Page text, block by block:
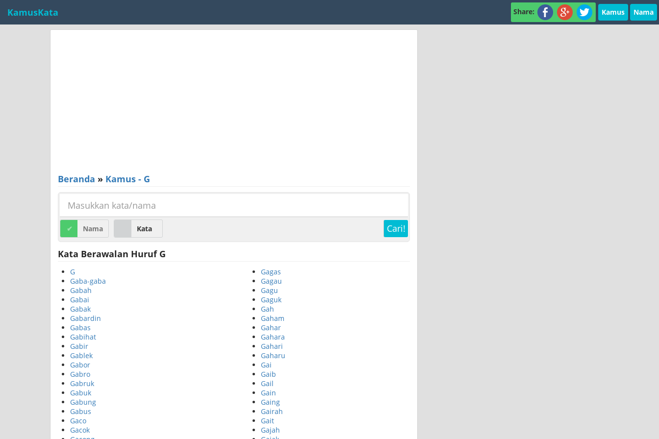
KamusKata Share: Kamus Nama
Beranda » Kamus - G
Nama Kata Cari!
Kata Berawalan Huruf G
G
Gaba-gaba
Gabah
Gabai
Gabak
Gabardin
Gabas
Gabihat
Gabir
Gablek
Gabor
Gabro
Gabruk
Gabuk
Gabung
Gabus
Gaco
Gacok
Gagas
Gagau
Gagu
Gaguk
Gah
Gaham
Gahar
Gahara
Gahari
Gaharu
Gai
Gaib
Gail
Gain
Gaing
Gairah
Gait
Gajah